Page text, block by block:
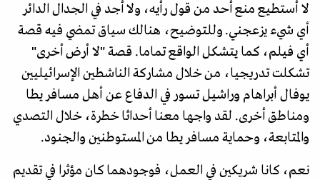
لا أستطيع منع أحد من قول رأيه، ولا أجد في الجدال الدائر
أي شيء يزعجني. وللتوضيح، هنالك سياق تمضي فيه قصة
أي فيلم، كما يتشكل الواقع تماما. قصة "لا أرض أخرى"
تشكلت تدريجيا، من خلال مشاركة الناشطين الإسرائيليين
يوفال أبراهام وراشيل تسور في الدفاع عن أهل مسافر يطا
ومناطق أخرى. لقد واجها معنا أحداثا خطرة، خلال التصدي
والمتابعة، وحماية مسافر يطا من المستوطنين والجنود.
نعم، كانا شريكين في العمل، فوجودهما كان مؤثرا في تقديم